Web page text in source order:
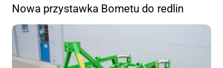
Nowa przystawka Bometu do redlin